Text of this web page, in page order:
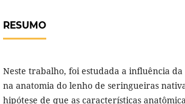
RESUMO
Neste trabalho, foi estudada a influência
na anatomia do lenho de seringueiras
hipótese de que as características